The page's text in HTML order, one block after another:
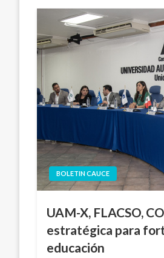
BOLETIN CAUCE
UAM-X, FLACSO,
estratégica para
educación